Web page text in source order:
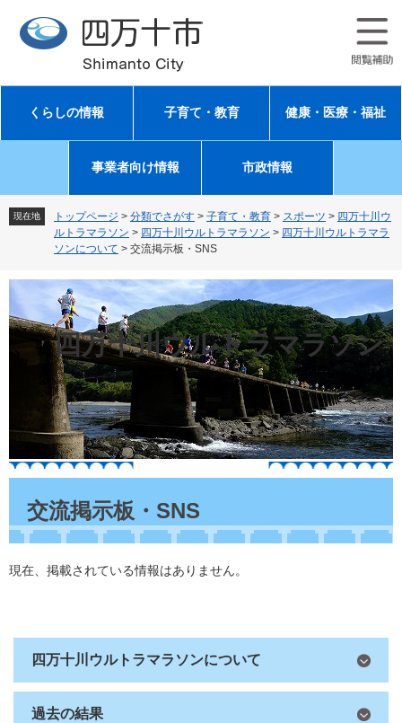
先
す
を
し
文
くらしの情報 子育て・教育 健康・医療・福祉
事業者向け情報 市政情報
現在地 トップページ > 分類でさがす > 子育て・教育 > スポーツ > 四万十川ウ
ルトラマラソン > 四万十川ウルトラマラソン > 四万十川ウルトラマラ
ソンについて > 交流掲示板・SNS
四万十川ウルトラマラソン
交流掲示板・SNS
現在、掲載されている情報はありません。
四万十川ウルトラマラソンについて
過去の結果